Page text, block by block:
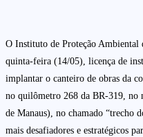
O Instituto de Proteção Ambiental
quinta-feira (14/05), licença de
implantar o canteiro de obras da
no quilômetro 268 da BR-319, no
de Manaus), no chamado “trecho
mais desafiadores e estratégicos